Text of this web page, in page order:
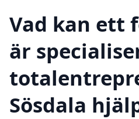
Vad kan ett
är
Sösdala